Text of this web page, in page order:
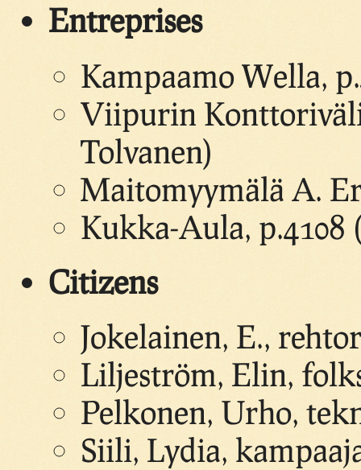
Entreprises
Kampaamo Wella,
Viipurin
Tolvanen)
Maitomyymälä A.
Kukka-Aula,
Citizens
Jokelainen, E.,
Liljeström, Elin,
Pelkonen, Urho,
Siili, Lydia,